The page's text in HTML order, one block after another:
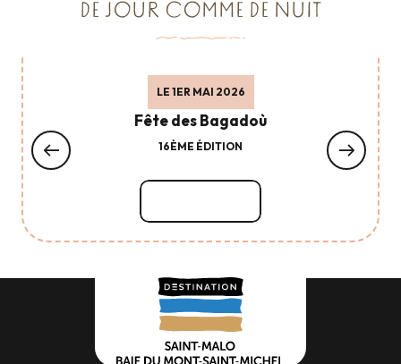
DE JOUR COMME DE NUIT
LE 1ER MAI 2026
Fête des Bagadoù
16ÈME ÉDITION